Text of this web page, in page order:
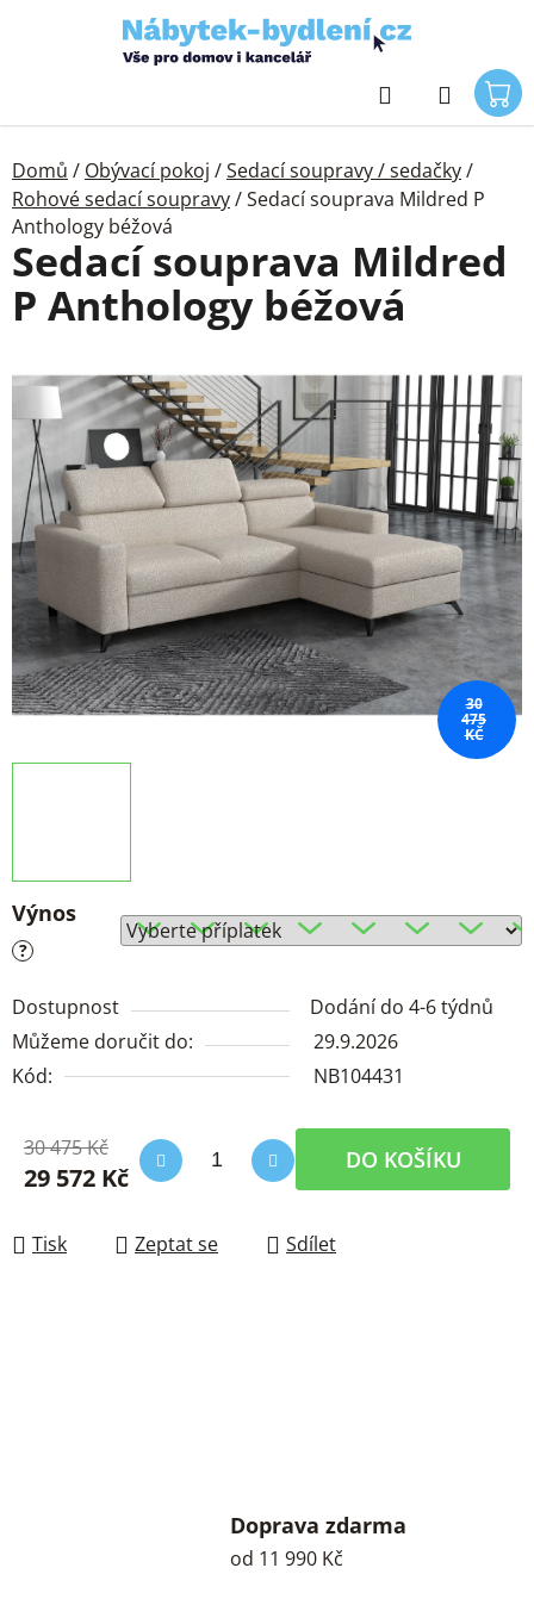
Hledat
Domů / Obývací pokoj /Sedací soupravy / sedačky/
Rohové sedací soupravy/Sedací souprava Mildred P
Anthology béžová
Výnos
?
Dostupnost
Dodání do 4-6 týdnů
Můžeme doručit do:
29.9.2026
Kód:
NB104431
30 475 Kč
29 572 Kč
DO KOŠÍKU
Tisk Zeptat se Sdílet
Sedací souprava Mildred
P Anthology béžová
30
475
KČ
Doprava zdarma
od 11 990 Kč